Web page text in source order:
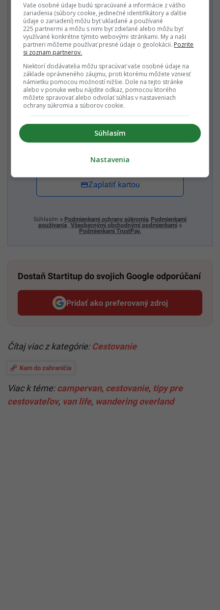
Ročné predplatné Multiweb PREMIUM 65€
Chcem vidieť celú ponuku / Mám
Nechcem odoberať PREMIUM newsletter a Startitup Group
newsletter s obsahom a ponukami Startitup a jeho obchodných
partnerov.
Alebo
Zaplatiť kartou
Súhlasím s Podmienkami ochrany súkromia, Podmienkami
používania, Všeobecnými obchodnými podmienkami a
Podmienkami TrustPay.
Dostaň Startitup do svojich Google odporúčaní
Pridať ako preferovaný zdroj
Startitup, odkaz sa otvorí v
Čítaj viac z kategórie: Cestovanie
Kam do zahraničia
Viac k téme:campervan, cestovanie, tipy pre
cestovateľov, van life, wandering overland
Vaše osobné údaje budú spracúvané a informácie z vášho
zariadenia (súbory cookie, jedinečné identifikátory a ďalšie
údaje o zariadení) môžu byť ukladané a používané
225 partnermi a môžu s nimi byť zdieľané alebo môžu byť
využívané konkrétne týmito webovými stránkami. My a naši
partneri môžeme používať presné údaje o geolokácii. Pozrite
si zoznam partnerov.
Niektorí dodávatelia môžu spracúvať vaše osobné údaje na
základe oprávneného záujmu, proti ktorému môžete vzniesť
námietku pomocou možností nižšie. Dole na tejto stránke
alebo v ponuke webu nájdite odkaz, pomocou ktorého
môžete spravovať alebo odvolať súhlas v nastaveniach
ochrany súkromia a súborov cookie.
Súhlasím
Nastavenia